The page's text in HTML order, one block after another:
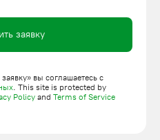
заявку
вы соглашаетесь с
. This site is protected by
Policy and Terms of Service